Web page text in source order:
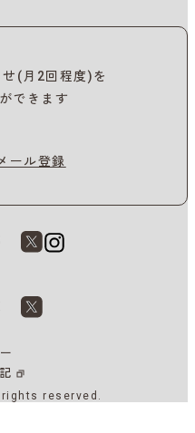
(月2回程度)を
できます
ール登録
reserved.